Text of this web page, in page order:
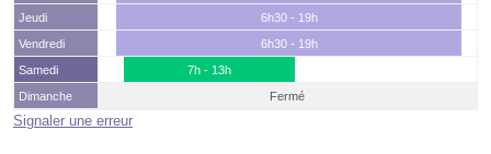
Jeudi
6h30 - 19h
Vendredi
6h30 - 19h
Samedi
7h - 13h
Dimanche
Fermé
Signaler une erreur